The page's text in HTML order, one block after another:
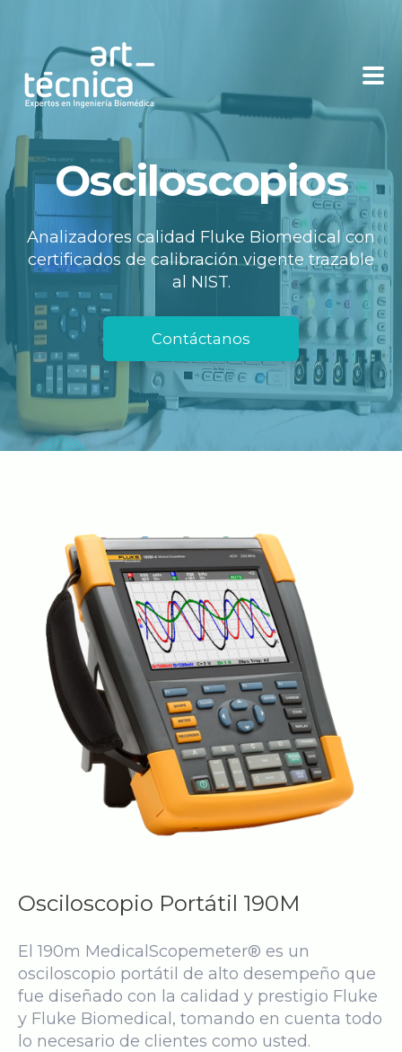
Nosotros
Servicios
Cursos
Socios
Recursos
Contacto
Osciloscopios
Analizadores calidad Fluke Biomedical con
certificados de calibración vigente trazable
al NIST.
Contáctanos
Osciloscopio Portátil 190M
El 190m MedicalScopemeter® es un
osciloscopio portátil de alto desempeño que
fue diseñado con la calidad y prestigio Fluke
y Fluke Biomedical, tomando en cuenta todo
lo necesario de clientes como usted.